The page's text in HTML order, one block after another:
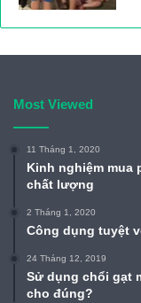
Most Viewed
11 Tháng 1, 2020
Kinh nghiệm mua
chất lượng
2 Tháng 1, 2020
Công dụng tuyệt
24 Tháng 12, 2019
Sử dụng chổi gạt
cho đúng?